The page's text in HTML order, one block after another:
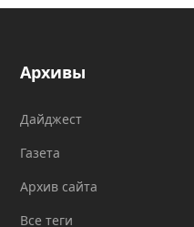
Архивы
Дайджест
Газета
Архив сайта
Все теги